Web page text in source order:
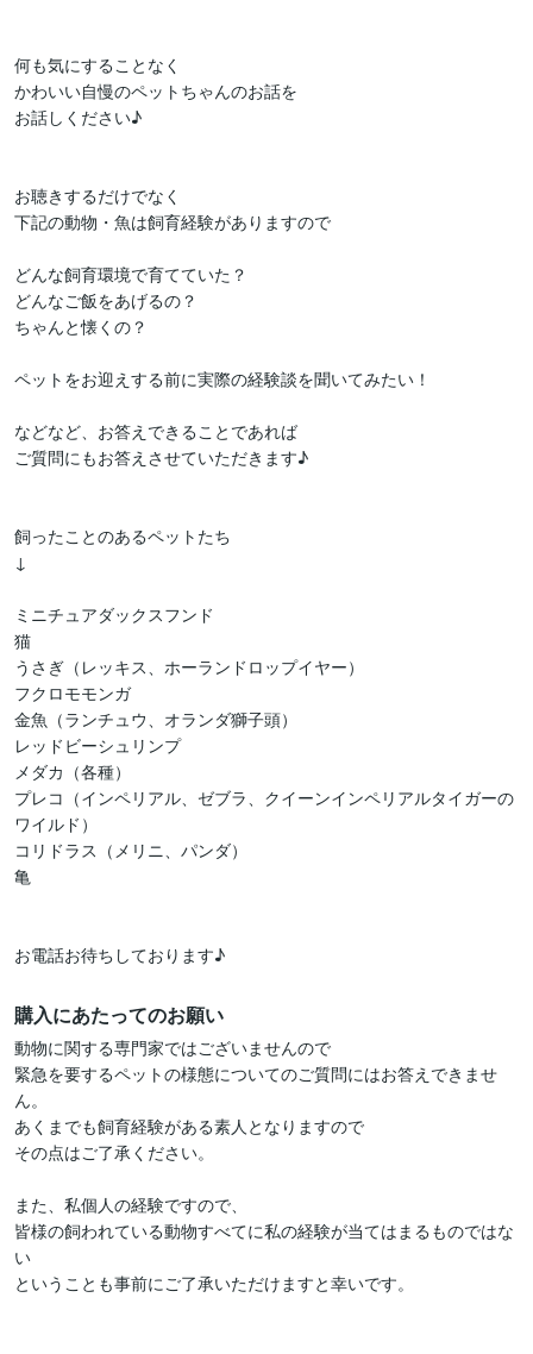
何も気にすることなく
かわいい自慢のペットちゃんのお話を
お話しください♪
お聴きするだけでなく
下記の動物・魚は飼育経験がありますので
どんな飼育環境で育てていた？
どんなご飯をあげるの？
ちゃんと懐くの？
ペットをお迎えする前に実際の経験談を聞いてみたい！
などなど、お答えできることであれば
ご質問にもお答えさせていただきます♪
飼ったことのあるペットたち
↓
ミニチュアダックスフンド
猫
うさぎ（レッキス、ホーランドロップイヤー）
フクロモモンガ
金魚（ランチュウ、オランダ獅子頭）
レッドビーシュリンプ
メダカ（各種）
プレコ（インペリアル、ゼブラ、クイーンインペリアルタイガーの
ワイルド）
コリドラス（メリニ、パンダ）
亀
お電話お待ちしております♪
購入にあたってのお願い
動物に関する専門家ではございませんので
緊急を要するペットの様態についてのご質問にはお答えできませ
ん。
あくまでも飼育経験がある素人となりますので
その点はご了承ください。
また、私個人の経験ですので、
皆様の飼われている動物すべてに私の経験が当てはまるものではな
い
ということも事前にご了承いただけますと幸いです。